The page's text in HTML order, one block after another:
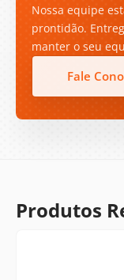
Nossa equipe
prontidão.
manter o seu
Fale
Produtos